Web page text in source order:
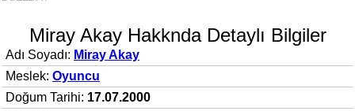
Miray Akay Hakknda Detaylı Bilgiler
Adı Soyadı: Miray Akay
Meslek: Oyuncu
Doğum Tarihi: 17.07.2000